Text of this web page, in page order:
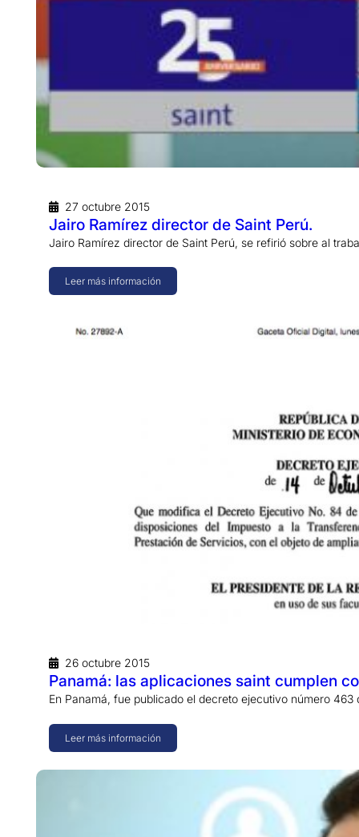
27 octubre 2015
Jairo Ramírez director de Saint Perú.
Jairo Ramírez director de Saint Perú, se refirió sobre al
Leer más información
26 octubre 2015
Panamá: las aplicaciones saint cumplen
En Panamá, fue publicado el decreto ejecutivo número
Leer más información